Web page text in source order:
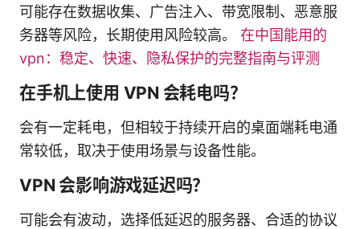
可能存在数据收集、广告注入、带宽限制、恶意服
务器等风险，长期使用风险较高。 在中国能用的
vpn：稳定、快速、隐私保护的完整指南与评测
在手机上使用 VPN 会耗电吗？
会有一定耗电，但相较于持续开启的桌面端耗电通
常较低，取决于使用场景与设备性能。
VPN 会影响游戏延迟吗？
可能会有波动，选择低延迟的服务器、合适的协议